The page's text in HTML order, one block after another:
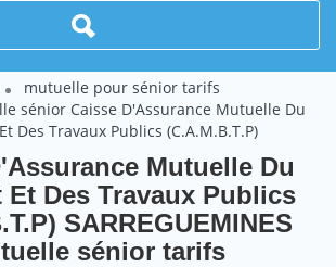
mutuelle pour sénior tarifs
sénior Caisse D'Assurance Mutuelle Du
Des Travaux Publics (C.A.M.B.T.P)
Mutuelle Du
Et Des Travaux Publics
SARREGUEMINES
sénior tarifs